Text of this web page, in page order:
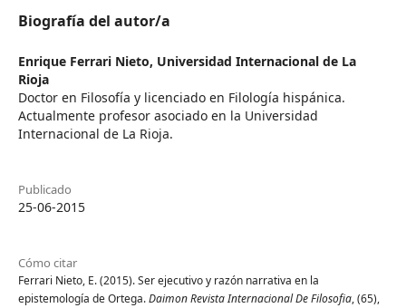
Biografía del autor/a
Enrique Ferrari Nieto, Universidad Internacional de La
Rioja
Doctor en Filosofía y licenciado en Filología hispánica.
Actualmente profesor asociado en la Universidad
Internacional de La Rioja.
Publicado
25-06-2015
Cómo citar
Ferrari Nieto, E. (2015). Ser ejecutivo y razón narrativa en la
epistemología de Ortega.Daimon Revista Internacional De Filosofia, (65),